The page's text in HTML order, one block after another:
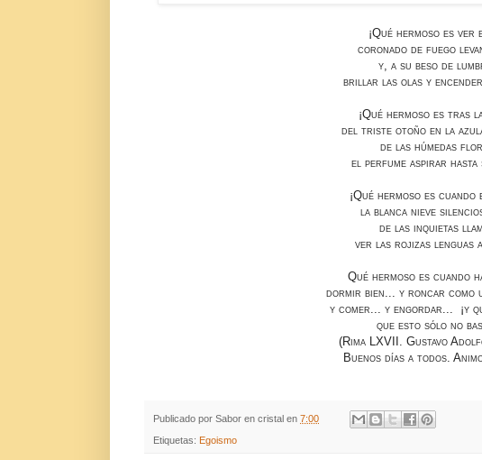
¡Qué hermoso es ver
coronado de fuego
y, a su beso de
brillar las olas y
¡Qué hermoso es tras
del triste otoño en la
de las húmedas
el perfume aspirar hasta
¡Qué hermoso es cuando
la blanca nieve
de las inquietas
ver las rojizas lenguas
Qué hermoso es cuando
dormir bien... y roncar como
y comer... y engordar... ¡y
que esto sólo no
(Rima LXVII. Gustavo
Buenos días a todos.
Publicado por Sabor en cristal en 7:00
Etiquetas: Egoismo